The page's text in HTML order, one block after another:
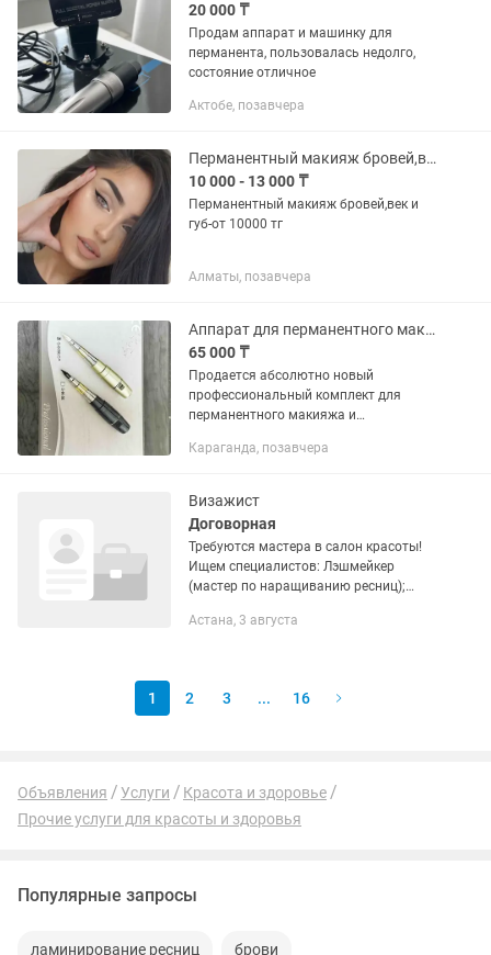
20 000 ₸
Продам аппарат и машинку для
перманента, пользовалась недолго,
состояние отличное
Актобе, позавчера
Перманентный макияж бровей,век и губ
10 000 - 13 000 ₸
Перманентный макияж бровей,век и
губ-от 10000 тг
Алматы, позавчера
Аппарат для перманентного макияжа / тату Hurricane HP-2 полный комплект
65 000 ₸
Продается абсолютно новый
профессиональный комплект для
перманентного макияжа и
ни разу не использовался, полностью
комплект...
Караганда, позавчера
Визажист
Договорная
Требуются мастера в салон красоты!
Ищем специалистов: Лэшмейкер
(мастер по наращиванию ресниц);
брови); Мастер шугаринга. Условия:
Астана, 3 августа
1 2 3 ... 16
Объявления Услуги
Красота и здоровье
Прочие услуги для красоты и здоровья
Популярные запросы
ламинирование ресниц брови